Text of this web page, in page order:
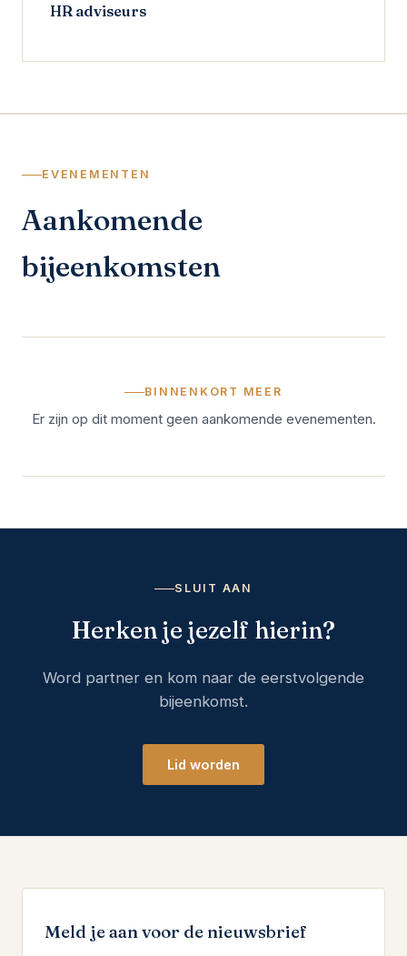
HR adviseurs
EVENEMENTEN
Aankomende
bijeenkomsten
BINNENKORT MEER
Er zijn op dit moment geen aankomende evenementen.
SLUIT AAN
Herken je jezelf hierin?
Word partner en kom naar de eerstvolgende
bijeenkomst.
Lid worden
Meld je aan voor de nieuwsbrief